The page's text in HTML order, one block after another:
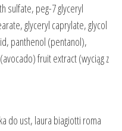
sulfate, peg-7 glyceryl
glyceryl caprylate, glycol
panthenol (pentanol),
fruit extract (wyciąg z
do ust, laura biagiotti roma